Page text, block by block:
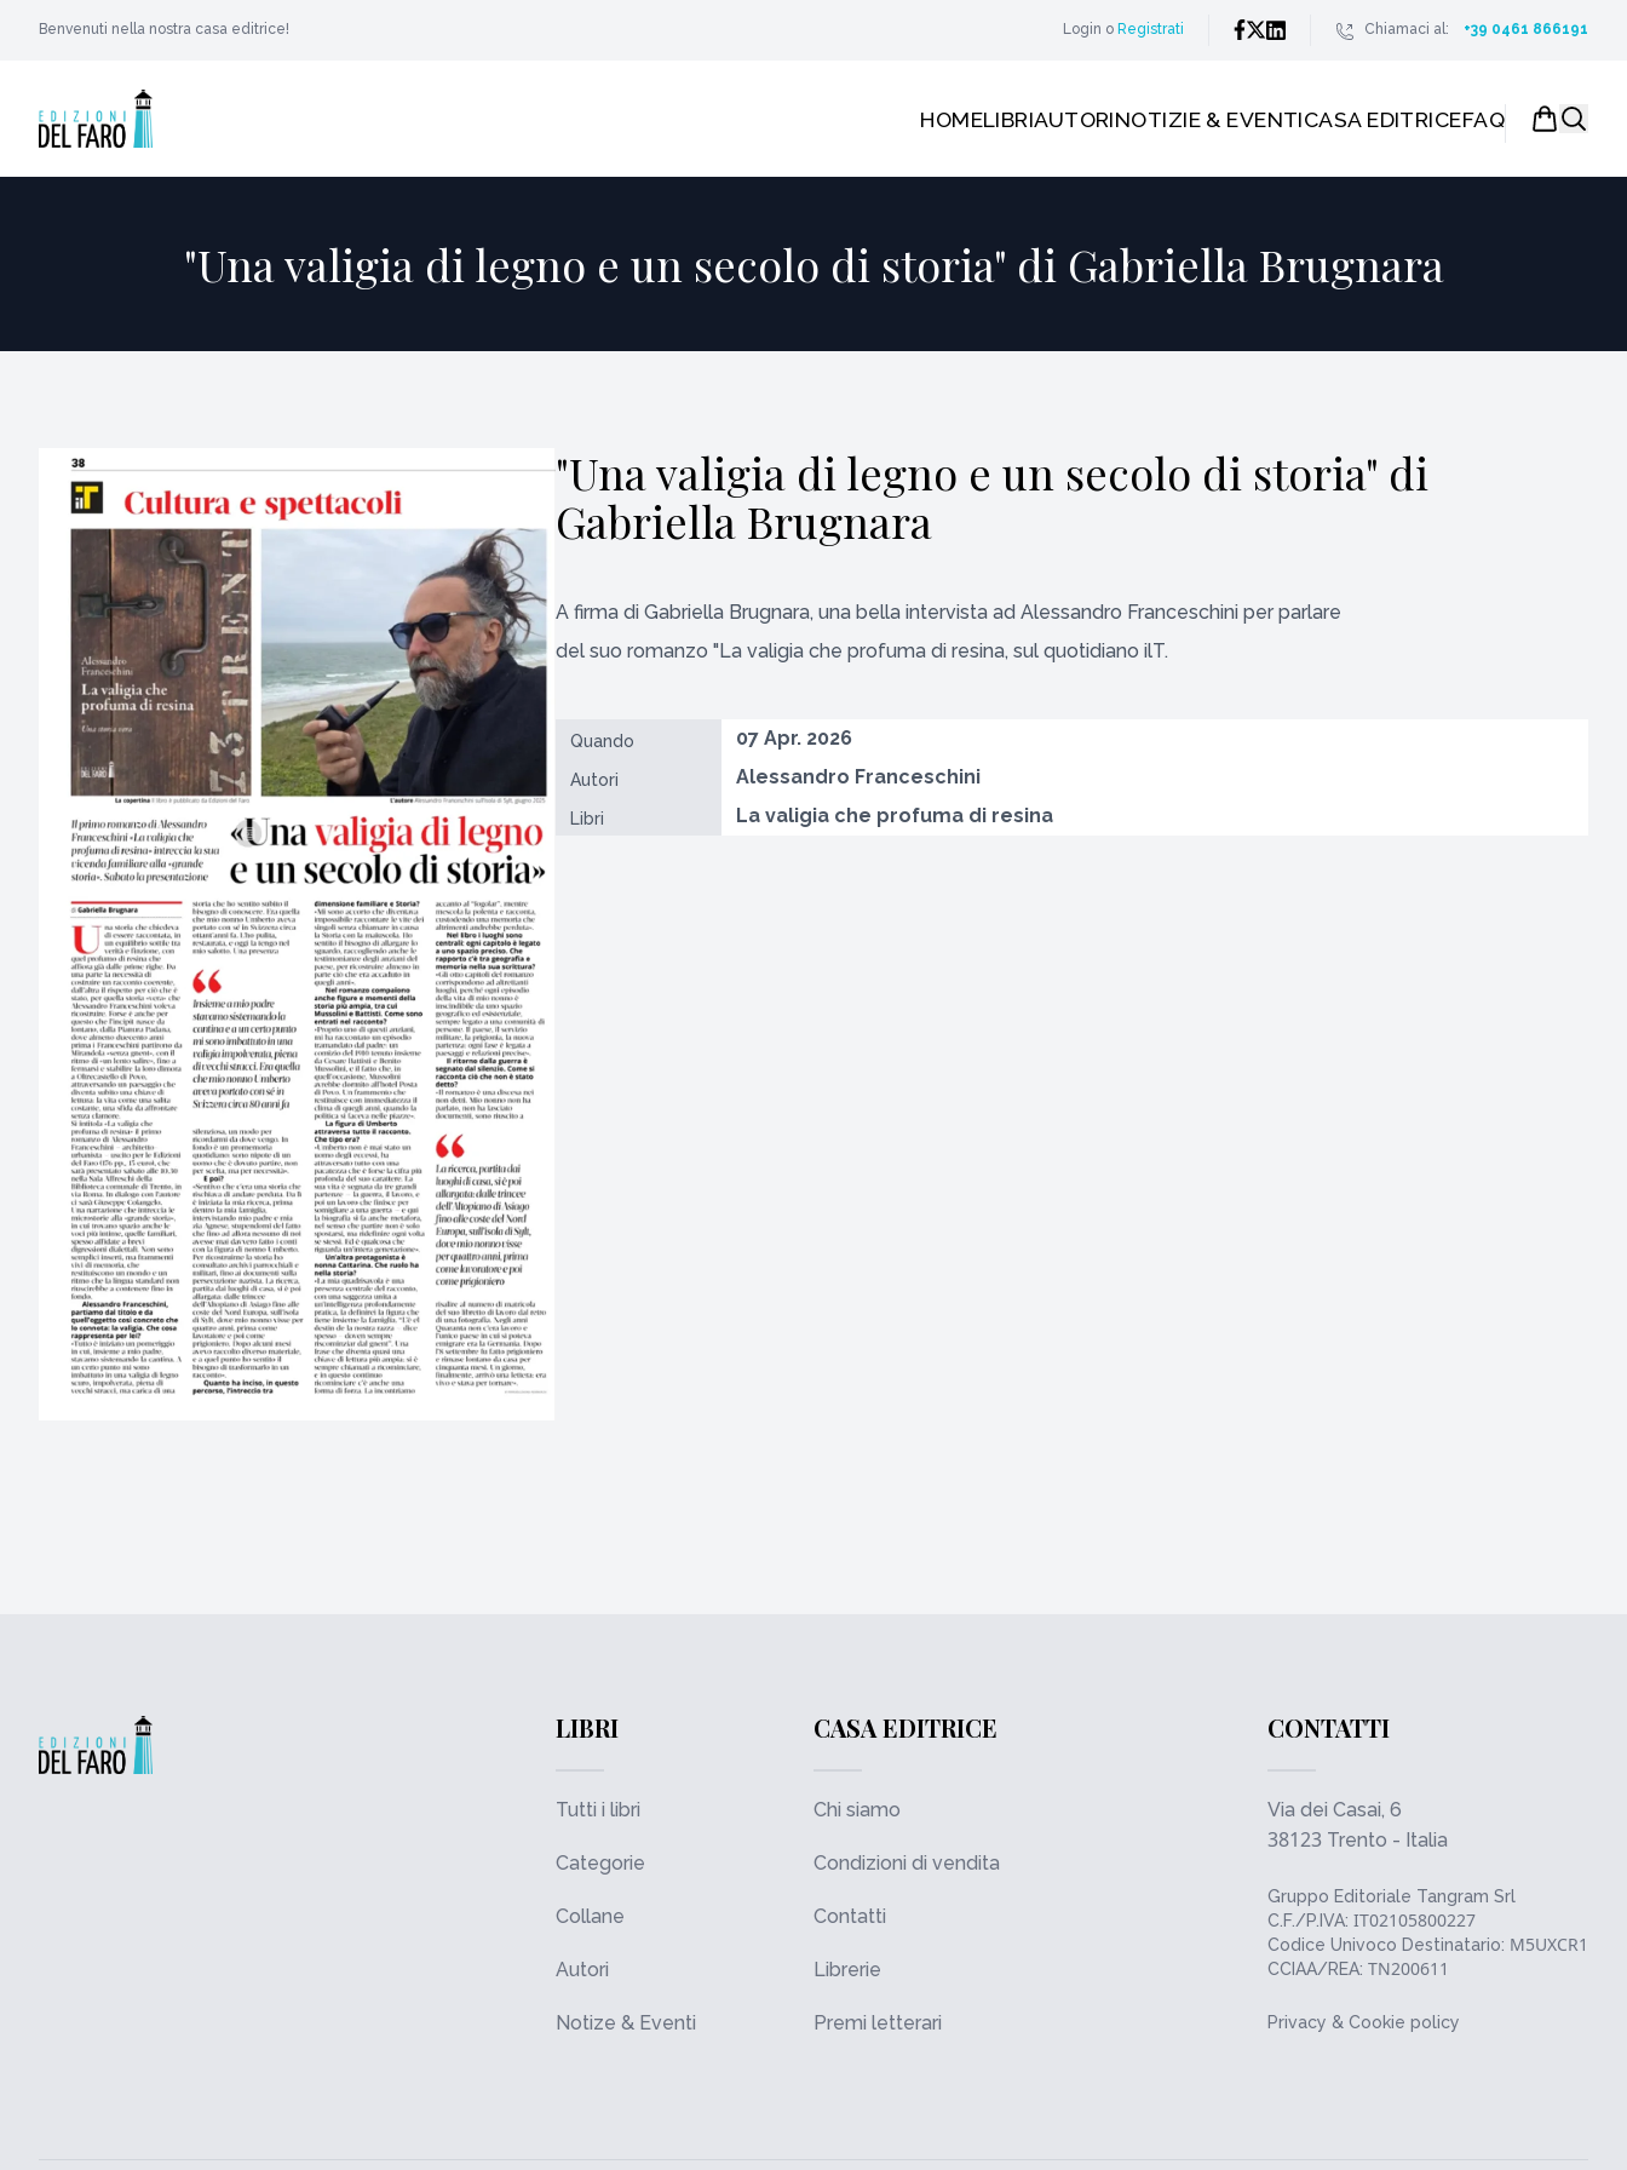
Benvenuti nella nostra casa editrice! Login o Registrati Chiamaci al: +39 0461 866191
HOMELIBRIAUTORINOTIZIE & EVENTICASA EDITRICEFAQ
"Una valigia di legno e un secolo di storia" di Gabriella Brugnara
"Una valigia di legno e un secolo di storia" di
Gabriella Brugnara
A firma di Gabriella Brugnara, una bella intervista ad Alessandro Franceschini per parlare
del suo romanzo "La valigia che profuma di resina, sul quotidiano ilT.
Quando 07 Apr. 2026
Autori Alessandro Franceschini
Libri La valigia che profuma di resina
LIBRI
Tutti i libri
Categorie
Collane
Autori
Notize & Eventi
CASA EDITRICE
Chi siamo
Condizioni di vendita
Contatti
Librerie
Premi letterari
CONTATTI
Via dei Casai, 6
38123 Trento - Italia
Gruppo Editoriale Tangram Srl
C.F./P.IVA: IT02105800227
Codice Univoco Destinatario: M5UXCR1
CCIAA/REA: TN200611
Privacy & Cookie policy